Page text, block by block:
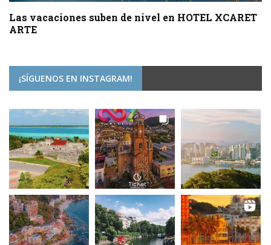
Las vacaciones suben de nivel en HOTEL XCARET
ARTE
¡SÍGUENOS EN INSTAGRAM!